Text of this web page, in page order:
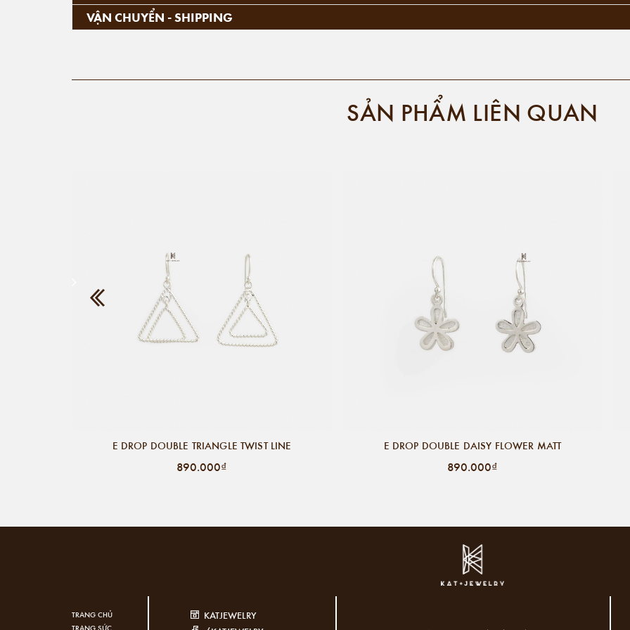
VẬN CHUYỂN - SHIPPING
SẢN PHẨM LIÊN QUAN
E DROP DOUBLE TRIANGLE TWIST LINE
890.000₫
E DROP DOUBLE DAISY FLOWER MATT
890.000₫
TRANG CHỦ
KATJEWELRY